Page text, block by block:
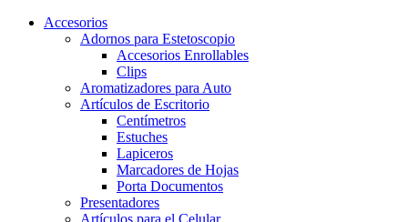
Accesorios
Adornos para Estetoscopio
Accesorios Enrollables
Clips
Aromatizadores para Auto
Artículos de Escritorio
Centímetros
Estuches
Lapiceros
Marcadores de Hojas
Porta Documentos
Presentadores
Artículos para el Celular